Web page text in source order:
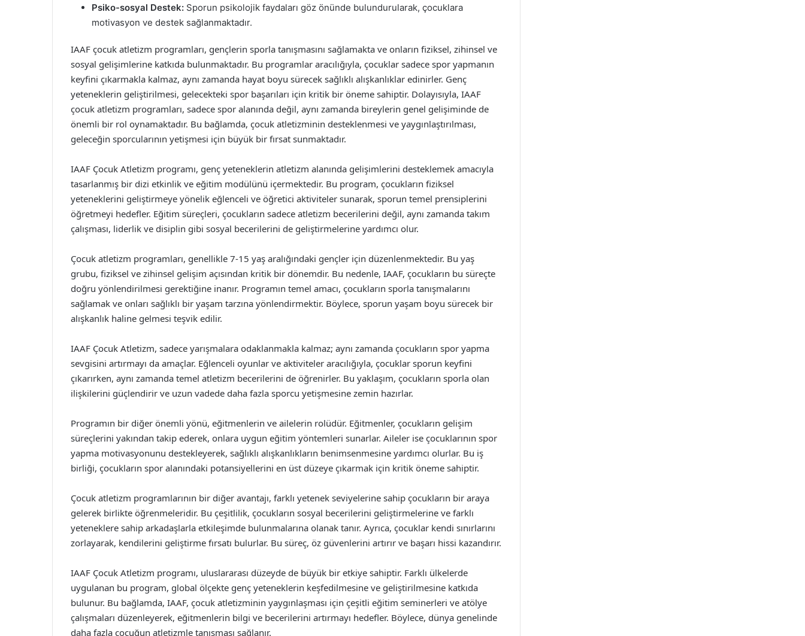
Psiko-sosyal Destek: Sporun psikolojik faydaları göz önünde bulundurularak, çocuklara
motivasyon ve destek sağlanmaktadır.
IAAF çocuk atletizm programları, gençlerin sporla tanışmasını sağlamakta ve onların fiziksel, zihinsel ve
sosyal gelişimlerine katkıda bulunmaktadır. Bu programlar aracılığıyla, çocuklar sadece spor yapmanın
keyfini çıkarmakla kalmaz, aynı zamanda hayat boyu sürecek sağlıklı alışkanlıklar edinirler. Genç
yeteneklerin geliştirilmesi, gelecekteki spor başarıları için kritik bir öneme sahiptir. Dolayısıyla, IAAF
çocuk atletizm programları, sadece spor alanında değil, aynı zamanda bireylerin genel gelişiminde de
önemli bir rol oynamaktadır. Bu bağlamda, çocuk atletizminin desteklenmesi ve yaygınlaştırılması,
geleceğin sporcularının yetişmesi için büyük bir fırsat sunmaktadır.
IAAF Çocuk Atletizm programı, genç yeteneklerin atletizm alanında gelişimlerini desteklemek amacıyla
tasarlanmış bir dizi etkinlik ve eğitim modülünü içermektedir. Bu program, çocukların fiziksel
yeteneklerini geliştirmeye yönelik eğlenceli ve öğretici aktiviteler sunarak, sporun temel prensiplerini
öğretmeyi hedefler. Eğitim süreçleri, çocukların sadece atletizm becerilerini değil, aynı zamanda takım
çalışması, liderlik ve disiplin gibi sosyal becerilerini de geliştirmelerine yardımcı olur.
Çocuk atletizm programları, genellikle 7-15 yaş aralığındaki gençler için düzenlenmektedir. Bu yaş
grubu, fiziksel ve zihinsel gelişim açısından kritik bir dönemdir. Bu nedenle, IAAF, çocukların bu süreçte
doğru yönlendirilmesi gerektiğine inanır. Programın temel amacı, çocukların sporla tanışmalarını
sağlamak ve onları sağlıklı bir yaşam tarzına yönlendirmektir. Böylece, sporun yaşam boyu sürecek bir
alışkanlık haline gelmesi teşvik edilir.
IAAF Çocuk Atletizm, sadece yarışmalara odaklanmakla kalmaz; aynı zamanda çocukların spor yapma
sevgisini artırmayı da amaçlar. Eğlenceli oyunlar ve aktiviteler aracılığıyla, çocuklar sporun keyfini
çıkarırken, aynı zamanda temel atletizm becerilerini de öğrenirler. Bu yaklaşım, çocukların sporla olan
ilişkilerini güçlendirir ve uzun vadede daha fazla sporcu yetişmesine zemin hazırlar.
Programın bir diğer önemli yönü, eğitmenlerin ve ailelerin rolüdür. Eğitmenler, çocukların gelişim
süreçlerini yakından takip ederek, onlara uygun eğitim yöntemleri sunarlar. Aileler ise çocuklarının spor
yapma motivasyonunu destekleyerek, sağlıklı alışkanlıkların benimsenmesine yardımcı olurlar. Bu iş
birliği, çocukların spor alanındaki potansiyellerini en üst düzeye çıkarmak için kritik öneme sahiptir.
Çocuk atletizm programlarının bir diğer avantajı, farklı yetenek seviyelerine sahip çocukların bir araya
gelerek birlikte öğrenmeleridir. Bu çeşitlilik, çocukların sosyal becerilerini geliştirmelerine ve farklı
yeteneklere sahip arkadaşlarla etkileşimde bulunmalarına olanak tanır. Ayrıca, çocuklar kendi sınırlarını
zorlayarak, kendilerini geliştirme fırsatı bulurlar. Bu süreç, öz güvenlerini artırır ve başarı hissi kazandırır.
IAAF Çocuk Atletizm programı, uluslararası düzeyde de büyük bir etkiye sahiptir. Farklı ülkelerde
uygulanan bu program, global ölçekte genç yeteneklerin keşfedilmesine ve geliştirilmesine katkıda
bulunur. Bu bağlamda, IAAF, çocuk atletizminin yaygınlaşması için çeşitli eğitim seminerleri ve atölye
çalışmaları düzenleyerek, eğitmenlerin bilgi ve becerilerini artırmayı hedefler. Böylece, dünya genelinde
daha fazla çocuğun atletizmle tanışması sağlanır.